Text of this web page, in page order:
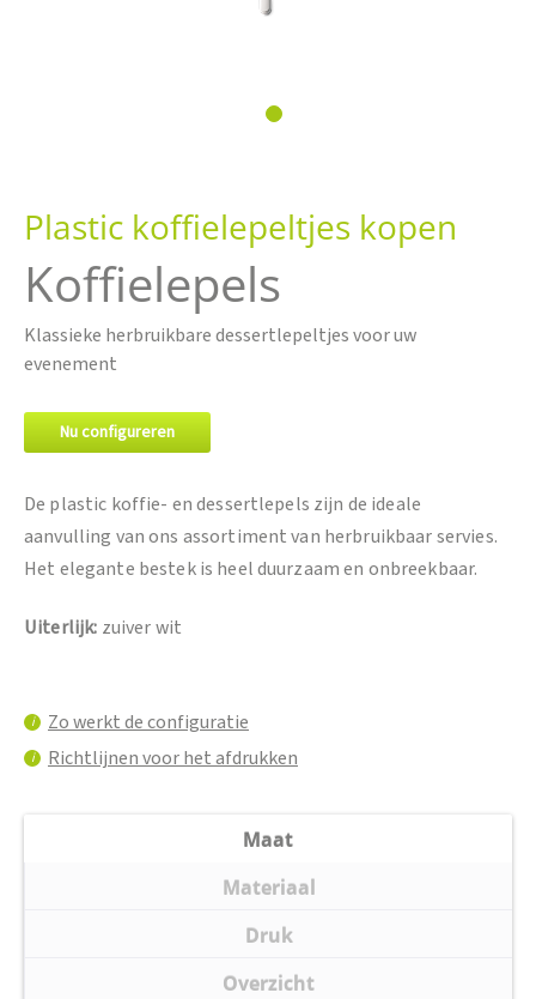
naar
het
van
de
gallerij
Plastic koffielepeltjes kopen
Koffielepels
Klassieke herbruikbare dessertlepeltjes voor uw
evenement
Nu configureren
De plastic koffie- en dessertlepels zijn de ideale
aanvulling van ons assortiment van herbruikbaar servies.
Het elegante bestek is heel duurzaam en onbreekbaar.
Uiterlijk: zuiver wit
i Zo werkt de configuratie
i Richtlijnen voor het afdrukken
Maat
Materiaal
Druk
Overzicht